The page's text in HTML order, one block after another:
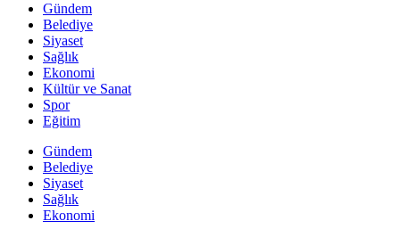
Gündem
Belediye
Siyaset
Sağlık
Ekonomi
Kültür ve Sanat
Spor
Eğitim
Gündem
Belediye
Siyaset
Sağlık
Ekonomi